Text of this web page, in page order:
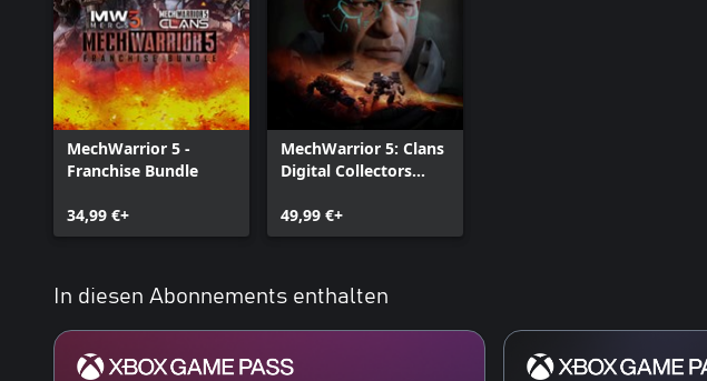
MechWarrior 5 -
Franchise Bundle
34,99 €+
MechWarrior 5: Clans
Digital Collectors
49,99 €+
In diesen Abonnements enthalten